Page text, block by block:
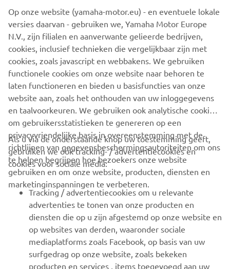
de reis bij. Als je je racedromen werkelijkheid wilt maken,
dan is er niets vergelijkbaars met de Yamaha ATV en Side-
by-Side line-up
ONTDEK DE ATV/SXS SPORT SERIE
CORPORATE
VOOR BEDRIJVEN
MEER YAMAHA
ONDERSTEUNING
Op onze website (yamaha-motor.eu) - en eventuele lokale
versies daarvan - gebruiken we, Yamaha Motor Europe
N.V., zijn filialen en aanverwante gelieerde bedrijven,
cookies, inclusief technieken die vergelijkbaar zijn met
cookies, zoals javascript en webbakens. We gebruiken
functionele cookies om onze website naar behoren te
laten functioneren en bieden u basisfuncties van onze
website aan, zoals het onthouden van uw inloggegevens
en taalvoorkeuren. We gebruiken ook analytische cookies
om gebruikersstatistieken te genereren op een
privacyvriendelijke basis in overeenstemming met de
richtlijnen van gegevensbeschermingsautoriteiten om ons
te helpen begrijpen hoe bezoekers onze website
gebruiken en om onze website, producten, diensten en
marketinginspanningen te verbeteren.
Als u via de onderstaande knop uw toestemming geeft,
gebruiken we ook tracking- / advertentiecookies en
cookies voor sociale media:
Tracking / advertentiecookies om u relevante
advertenties te tonen van onze producten en
diensten die op u zijn afgestemd op onze website en
op websites van derden, waaronder sociale
mediaplatforms zoals Facebook, op basis van uw
surfgedrag op onze website, zoals bekeken
producten en services , items toegevoegd aan uw